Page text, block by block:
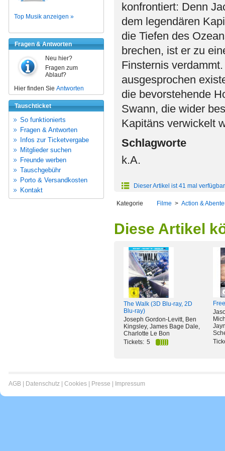
Top Musik anzeigen »
Fragen & Antworten
Neu hier?
Fragen zum
Ablauf?
Hier finden Sie Antworten
Tauschticket
So funktionierts
Fragen & Antworten
Infos zur Ticketvergabe
Mitglieder suchen
Freunde werben
Tauschgebühr
Porto & Versandkosten
Kontakt
konfrontiert: Denn
dem legendären
die Tiefen des
brechen, ist er zu
Finsternis
ausgesprochen
die bevorstehende
Swann, die wider
Kapitäns verwickelt
Schlagworte
k.A.
Dieser Artikel ist 41 mal verfügbar
Kategorie Filme > Action &
Diese Artikel
The Walk (3D Blu-ray, 2D
Blu-ray)
Joseph Gordon-Levitt, Ben
Kingsley, James Bage Dale,
Charlotte Le Bon
Tickets: 5
AGB Datenschutz Cookies Presse Impressum